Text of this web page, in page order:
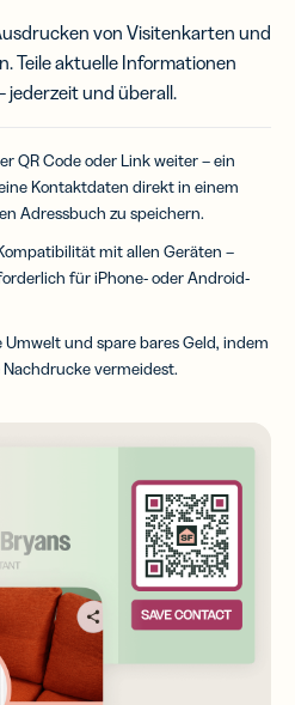
von Visitenkarten und
Teile aktuelle Informationen
jederzeit und überall.
QR Code oder Link weiter – ein
Kontaktdaten direkt in einem
Adressbuch zu speichern.
mit allen Geräten –
für iPhone- oder Android-
und spare bares Geld, indem
vermeidest.